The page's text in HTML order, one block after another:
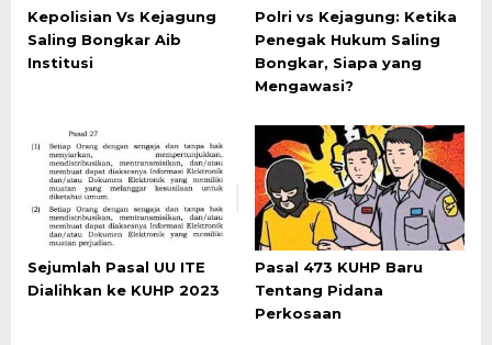
Kepolisian Vs Kejagung
Saling Bongkar Aib
Institusi
Polri vs Kejagung: Ketika
Penegak Hukum Saling
Bongkar, Siapa yang
Mengawasi?
Sejumlah Pasal UU ITE
Dialihkan ke KUHP 2023
Pasal 473 KUHP Baru
Tentang Pidana
Perkosaan